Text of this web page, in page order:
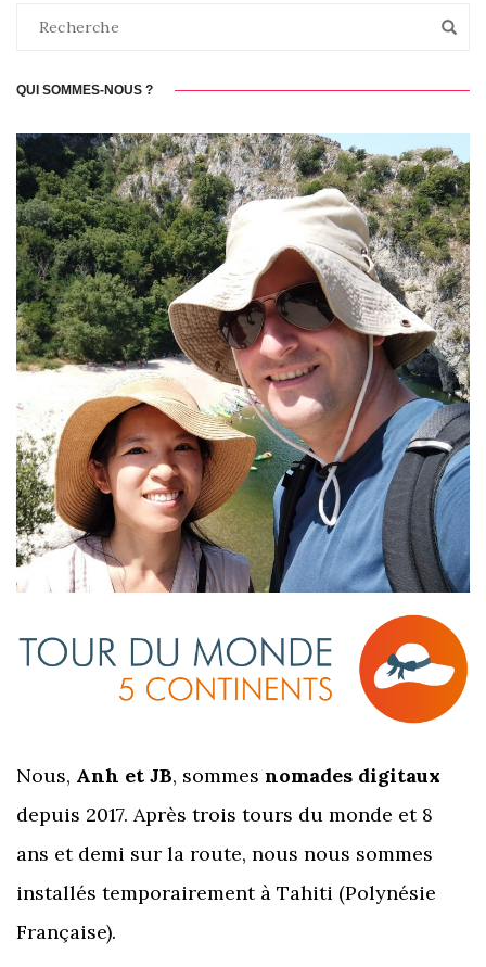
QUI SOMMES-NOUS ?
Nous, Anh et JB, sommes nomades digitaux
depuis 2017. Après trois tours du monde et 8
ans et demi sur la route, nous nous sommes
installés temporairement à Tahiti (Polynésie
Française).